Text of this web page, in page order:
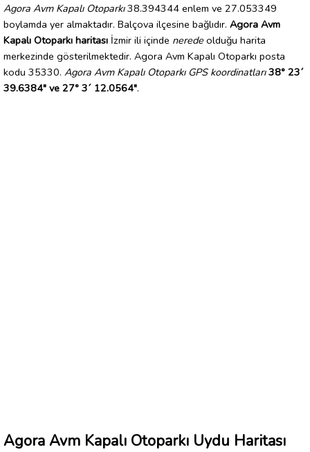
Agora Avm Kapalı Otoparkı38.394344 enlem ve 27.053349
boylamda yer almaktadır. Balçova ilçesine bağlıdır. Agora Avm
Kapalı Otoparkı haritası İzmir ili içinde nerede olduğu harita
merkezinde gösterilmektedir. Agora Avm Kapalı Otoparkı posta
kodu 35330. Agora Avm Kapalı Otoparkı GPS koordinatları 38° 23´
39.6384" ve 27° 3´ 12.0564".
Agora Avm Kapalı Otoparkı Uydu Haritası